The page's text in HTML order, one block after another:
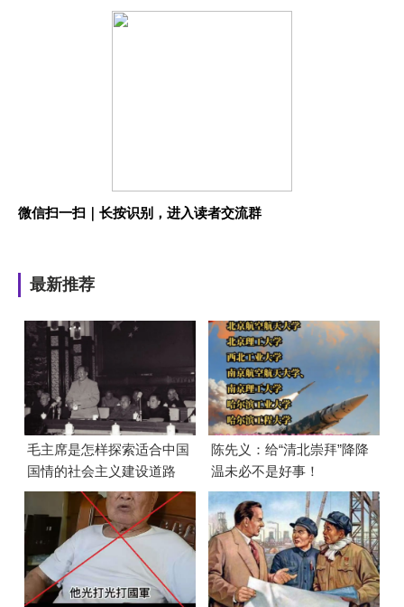
微信扫一扫｜长按识别，进入读者交流群
最新推荐
毛主席是怎样探索适合中国
国情的社会主义建设道路
的？
陈先义：给“清北崇拜”降降
温未必不是好事！